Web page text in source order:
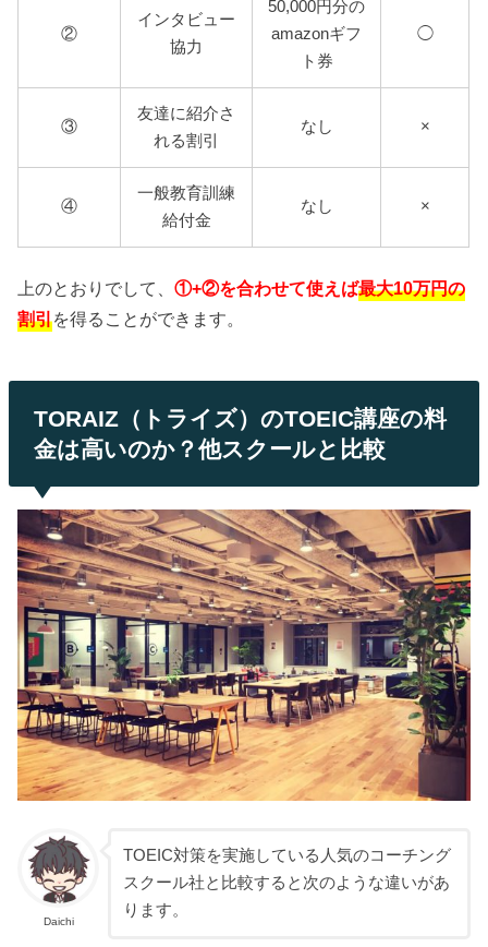
②
インタビュー
協力
50,000円分の
amazonギフ
ト券
◯
③
友達に紹介さ
れる割引
なし ×
④
一般教育訓練
給付金
なし ×
上のとおりでして、①+②を合わせて使えば最大10万円の
割引を得ることができます。
TORAIZ（トライズ）のTOEIC講座の料
金は高いのか？他スクールと比較
Daichi
TOEIC対策を実施している人気のコーチング
スクール社と比較すると次のような違いがあ
ります。